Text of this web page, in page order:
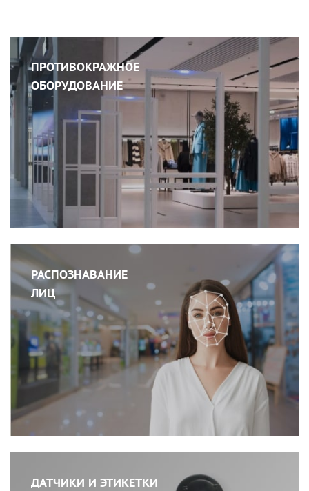
ПРОТИВОКРАЖНОЕ
ОБОРУДОВАНИЕ
РАСПОЗНАВАНИЕ
ЛИЦ
ДАТЧИКИ И ЭТИКЕТКИ